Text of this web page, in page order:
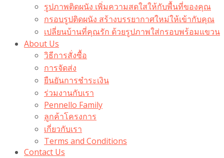
รูปภาพติดผนัง เพิ่มความสดใสให้กับพื้นที่ของคุณ
กรอบรูปติดผนัง สร้างบรรยากาศใหม่ให้เข้ากับคุณ
เปลี่ยนบ้านที่คุณรัก ด้วยรูปภาพใส่กรอบพร้อมแขวน​
About Us
วิธีการสั่งซื้อ
การจัดส่ง
ยืนยันการชำระเงิน
ร่วมงานกับเรา
Pennello Family
ลูกค้าโครงการ
เกี่ยวกับเรา
Terms and Conditions
Contact Us